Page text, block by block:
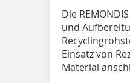
Die
und
Einsatz von
Material